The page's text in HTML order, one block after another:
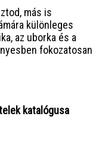
más is
különleges
az uborka és a
fokozatosan
katalógusa